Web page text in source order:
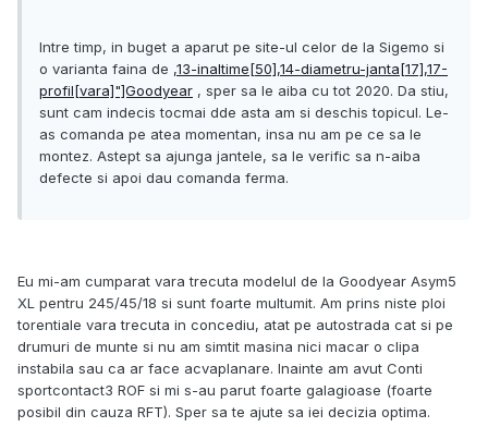
Intre timp, in buget a aparut pe site-ul celor de la Sigemo si
o varianta faina de ,13-inaltime[50],14-diametru-janta[17],17-
profil[vara]"]Goodyear , sper sa le aiba cu tot 2020. Da stiu,
sunt cam indecis tocmai dde asta am si deschis topicul. Le-
as comanda pe atea momentan, insa nu am pe ce sa le
montez. Astept sa ajunga jantele, sa le verific sa n-aiba
defecte si apoi dau comanda ferma.
Eu mi-am cumparat vara trecuta modelul de la Goodyear Asym5
XL pentru 245/45/18 si sunt foarte multumit. Am prins niste ploi
torentiale vara trecuta in concediu, atat pe autostrada cat si pe
drumuri de munte si nu am simtit masina nici macar o clipa
instabila sau ca ar face acvaplanare. Inainte am avut Conti
sportcontact3 ROF si mi s-au parut foarte galagioase (foarte
posibil din cauza RFT). Sper sa te ajute sa iei decizia optima.